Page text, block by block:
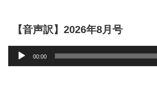
【音声訳】2026年8月号
声
00:00